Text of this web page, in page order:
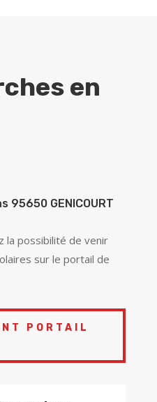
en
95650 GENICOURT
la possibilité de venir
sur le portail de
PORTAIL